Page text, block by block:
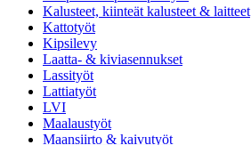
Kalusteet, kiinteät kalusteet & laitteet
Kattotyöt
Kipsilevy
Laatta- & kiviasennukset
Lassityöt
Lattiatyöt
LVI
Maalaustyöt
Maansiirto & kaivutyöt